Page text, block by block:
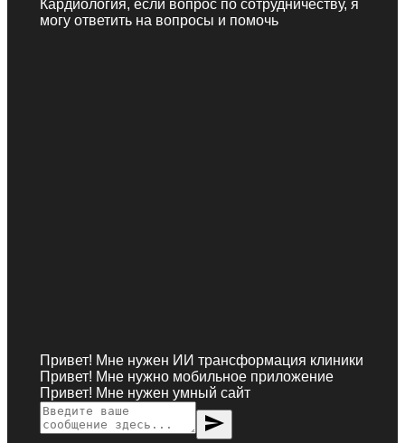
Кардиология, если вопрос по сотрудничеству, я
могу ответить на вопросы и помочь
Привет! Мне нужен ИИ трансформация клиники
Привет! Мне нужно мобильное приложение
Привет! Мне нужен умный сайт
send